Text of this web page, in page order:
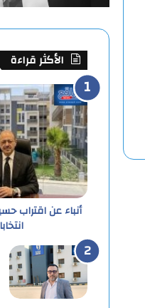
الأكثر قراءة
أنباء عن اقتراب